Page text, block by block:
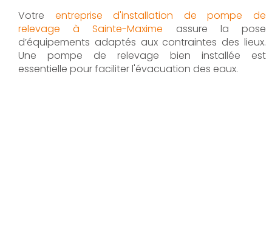
Votre entreprise d'installation de pompe de
relevage à Sainte-Maxime assure la pose
d’équipements adaptés aux contraintes des lieux.
Une pompe de relevage bien installée est
essentielle pour faciliter l'évacuation des eaux.